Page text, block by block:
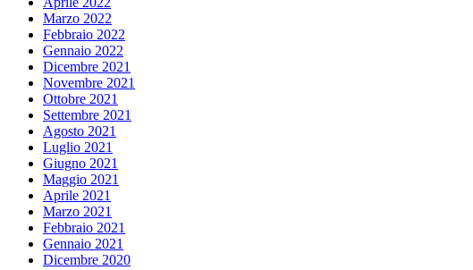
Marzo 2022
Febbraio 2022
Gennaio 2022
Dicembre 2021
Novembre 2021
Ottobre 2021
Settembre 2021
Agosto 2021
Luglio 2021
Giugno 2021
Maggio 2021
Aprile 2021
Marzo 2021
Febbraio 2021
Gennaio 2021
Dicembre 2020